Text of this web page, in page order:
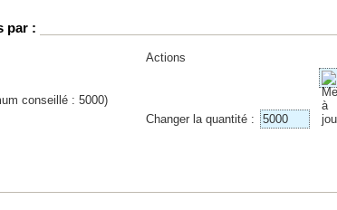
par :
Actions
conseillé : 5000)
Changer la quantité :